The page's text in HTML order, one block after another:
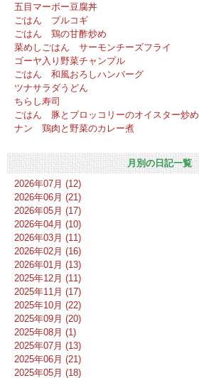
五目マーボー豆腐丼
ごはん プルコギ
ごはん 鶏の甘酢炒め
菜めしごはん サーモンチーズフライ
ゴーヤ入り野菜チャンプル
ごはん 和風おろしハンバーグ
ツナサラダうどん
ちらし寿司
ごはん 豚とブロッコリーのオイスター炒め
ナン 鶏肉と野菜のカレー煮
月別の日記一覧
2026年07月 (12)
2026年06月 (21)
2026年05月 (17)
2026年04月 (10)
2026年03月 (11)
2026年02月 (16)
2026年01月 (13)
2025年12月 (11)
2025年11月 (17)
2025年10月 (22)
2025年09月 (20)
2025年08月 (1)
2025年07月 (13)
2025年06月 (21)
2025年05月 (18)